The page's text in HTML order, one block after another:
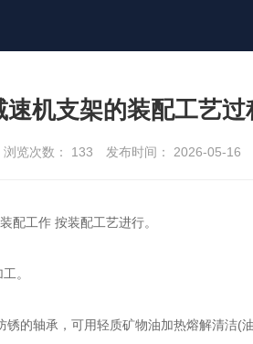
速机支架的装配工艺过
浏览次数： 133 发布时间： 2026-05-16
配工作 按装配工艺进行。
。
轴承，可用轻质矿物油加热熔解清洁(